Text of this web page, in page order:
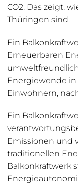
CO2. Das zeigt,
Thüringen sind.
Ein
Erneuerbaren
Energiewende
Einwohnern,
Ein
Emissionen und
traditionellen
Balkonkraftwerk